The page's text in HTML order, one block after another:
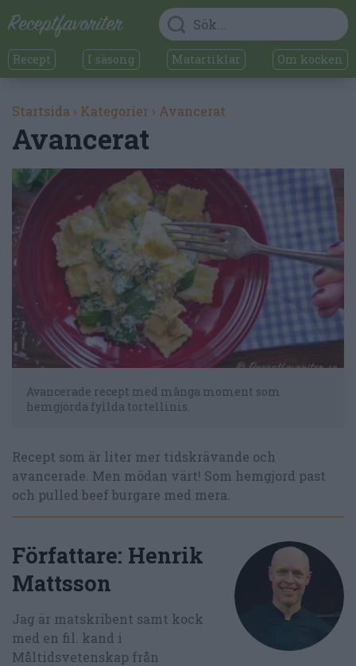
Recept I säsong Matartiklar Om kocken
Startsida › Kategorier › Avancerat
Avancerat
Avancerade recept med många moment som
hemgjorda fyllda tortellinis.
Recept som är liter mer tidskrävande och
avancerade. Men mödan värt! Som hemgjord past
och pulled beef burgare med mera.
Författare: Henrik
Mattsson
Jag är matskribent samt kock
med en fil. kand i
Måltidsvetenskap från